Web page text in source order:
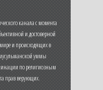
канала с момента
и достоверной
и происходящих в
уммы
по религиозным
прав верующих.